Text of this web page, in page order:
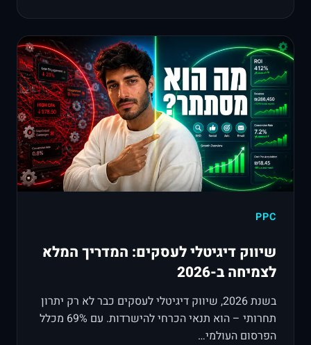
PPC
שיווק דיגיטלי לעסקים: המדריך המלא
לצמיחה ב-2026
בשנת 2026, שיווק דיגיטלי לעסקים כבר לא רק יתרון
תחרותי – הוא תנאי הכרחי להישרדות. עם 69% מכלל
הפרסום העולמי…